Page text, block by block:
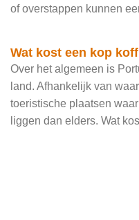
of overstappen kunnen
Wat kost een kop
Over het algemeen is
land. Afhankelijk van
toeristische plaatsen
liggen dan elders. Wat